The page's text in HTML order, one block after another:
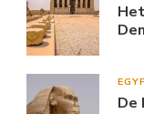
De